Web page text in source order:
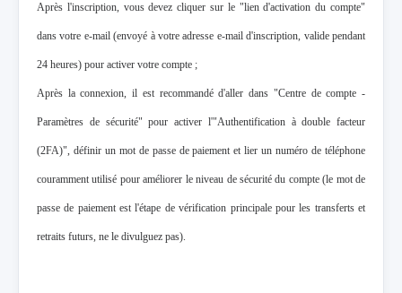
Après l'inscription, vous devez cliquer sur le "lien d'activation du compte"
dans votre e-mail (envoyé à votre adresse e-mail d'inscription, valide pendant
24 heures) pour activer votre compte ;
Après la connexion, il est recommandé d'aller dans "Centre de compte -
Paramètres de sécurité" pour activer l'"Authentification à double facteur
(2FA)", définir un mot de passe de paiement et lier un numéro de téléphone
couramment utilisé pour améliorer le niveau de sécurité du compte (le mot de
passe de paiement est l'étape de vérification principale pour les transferts et
retraits futurs, ne le divulguez pas).